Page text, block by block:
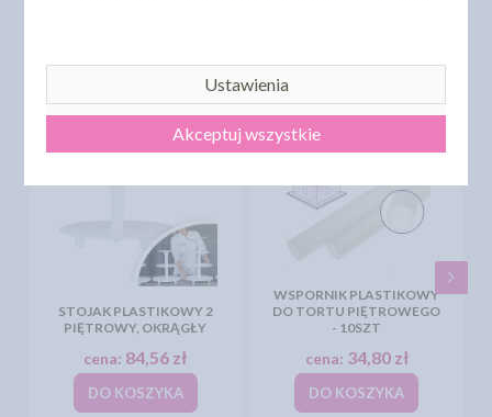
INNI KLIENCI KUPILI TEŻ
STOJAK PLASTIKOWY 2
PIĘTROWY, OKRĄGŁY
cena: 84,56 zł
DO KOSZYKA
WSPORNIK PLASTIKOWY
DO TORTU PIĘTROWEGO
- 10SZT
cena: 34,80 zł
DO KOSZYKA
Ustawienia
Akceptuj wszystkie